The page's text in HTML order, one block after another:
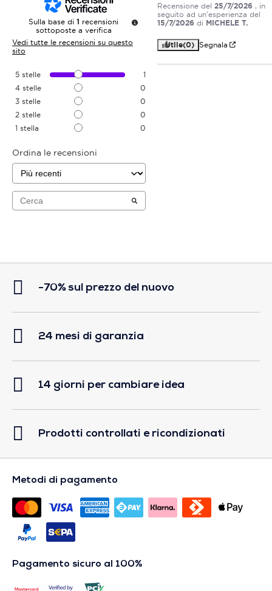
Sulla base di 1 recensioni
sottoposte a verifica
Vedi tutte le recensioni su questo
sito
5 stelle
1
4 stelle
0
3 stelle
0
2 stelle
0
1 stella 0
Ordina le recensioni
Recensione del 25/7/2026 , in
seguito ad un'esperienza del
15/7/2026 di MICHELE T.
Utile(0) Segnala
-70% sul prezzo del nuovo
24 mesi di garanzia
14 giorni per cambiare idea
Prodotti controllati e ricondizionati
Metodi di pagamento
Pagamento sicuro al 100%